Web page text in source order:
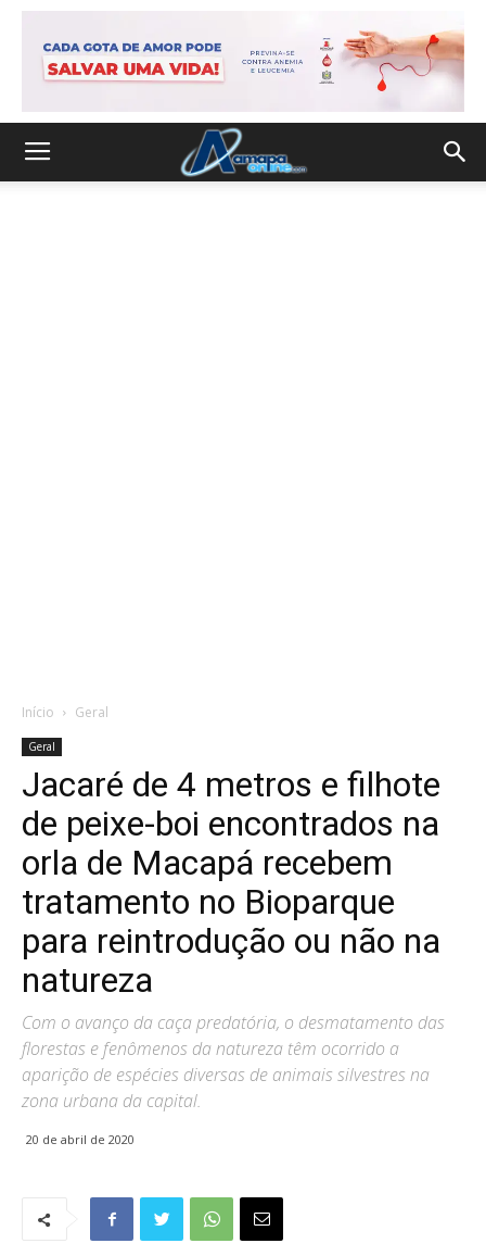
Início Geral
Geral
Jacaré de 4 metros e filhote
de peixe-boi encontrados na
orla de Macapá recebem
tratamento no Bioparque
para reintrodução ou não na
natureza
Com o avanço da caça predatória, o desmatamento das
florestas e fenômenos da natureza têm ocorrido a
aparição de espécies diversas de animais silvestres na
zona urbana da capital.
20 de abril de 2020